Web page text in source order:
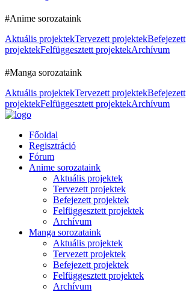
#Anime sorozataink
Aktuális projektekTervezett projektekBefejezett
projektekFelfüggesztett projektekArchívum
#Manga sorozataink
Aktuális projektekTervezett projektekBefejezett
projektekFelfüggesztett projektekArchívum
Főoldal
Regisztráció
Fórum
Anime sorozataink
Aktuális projektek
Tervezett projektek
Befejezett projektek
Felfüggesztett projektek
Archívum
Manga sorozataink
Aktuális projektek
Tervezett projektek
Befejezett projektek
Felfüggesztett projektek
Archívum